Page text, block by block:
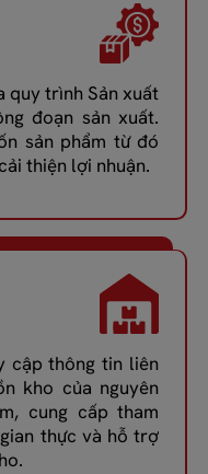
cập thông tin liên
kho của nguyên
cung cấp tham
thực và hỗ trợ
quy trình Sản xuất
đoạn sản xuất.
sản phẩm từ đó
thiện lợi nhuận.